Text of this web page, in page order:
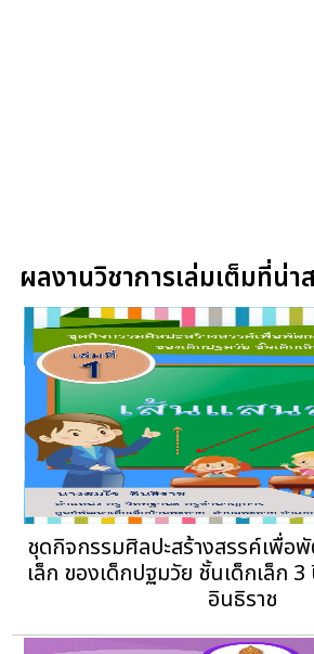
ผลงานวิชาการเล่มเต็มที่น่า
ชุดกิจกรรมศิลปะสร้างสรรค์เพื่อ
เล็ก ของเด็กปฐมวัย ชั้นเด็กเล็ก
อินธิราช